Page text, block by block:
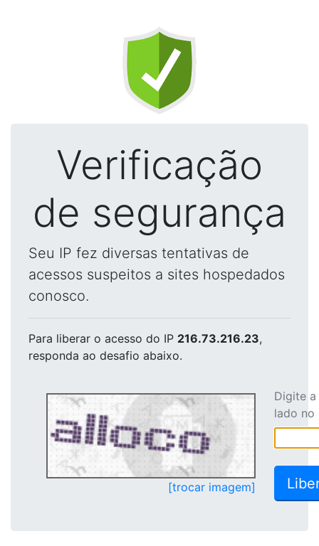
Verificação
de segurança
Seu IP fez diversas tentativas de
acessos suspeitos a sites hospedados
conosco.
Para liberar o acesso do IP 216.73.216.23,
responda ao desafio abaixo.
[trocar imagem]
Digite
lado no